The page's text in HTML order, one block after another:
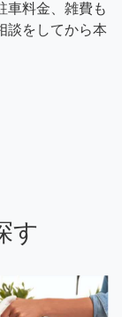
車料金、雑費も
談をしてから本
す